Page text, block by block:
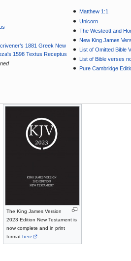
1881 Greek New
1598 Textus Receptus
Matthew 1:1
Unicorn
The Westcott and
New King James
List of Omitted Bible
List of Bible verses
Pure Cambridge
The King James Version
2023 Edition New Testament is
now complete and in print
format here .